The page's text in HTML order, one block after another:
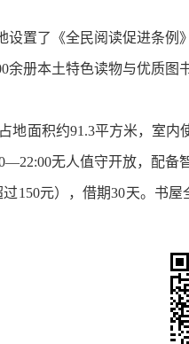
了《全民阅读促进条例
余册本土特色读物与优质
面积约91.3平方米，室内
无人值守开放，配
150元），借期30天。书